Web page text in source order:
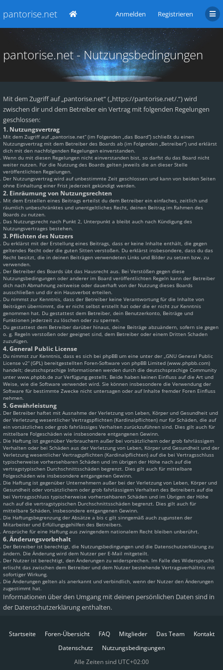
pantorise.net Anmelden Registrieren
pantorise.net - Nutzungsbedingungen
Mit dem Zugriff auf „pantorise.net“ („https://pantorise.net/.“) wird
zwischen dir und dem Betreiber ein Vertrag mit folgenden Regelungen
geschlossen:
1. Nutzungsvertrag
Mit dem Zugriff auf „pantorise.net“ (im Folgenden „das Board“) schließt du einen
Nutzungsvertrag mit dem Betreiber des Boards ab (im Folgenden „Betreiber“) und erklärst
dich mit den nachfolgenden Regelungen einverstanden.
Wenn du mit diesen Regelungen nicht einverstanden bist, so darfst du das Board nicht
weiter nutzen. Für die Nutzung des Boards gelten jeweils die an dieser Stelle
veröffentlichten Regelungen.
Der Nutzungsvertrag wird auf unbestimmte Zeit geschlossen und kann von beiden Seiten
ohne Einhaltung einer Frist jederzeit gekündigt werden.
2. Einräumung von Nutzungsrechten
Mit dem Erstellen eines Beitrags erteilst du dem Betreiber ein einfaches, zeitlich und
räumlich unbeschränktes und unentgeltliches Recht, deinen Beitrag im Rahmen des
Boards zu nutzen.
Das Nutzungsrecht nach Punkt 2, Unterpunkt a bleibt auch nach Kündigung des
Nutzungsvertrages bestehen.
3. Pflichten des Nutzers
Du erklärst mit der Erstellung eines Beitrags, dass er keine Inhalte enthält, die gegen
geltendes Recht oder die guten Sitten verstoßen. Du erklärst insbesondere, dass du das
Recht besitzt, die in deinen Beiträgen verwendeten Links und Bilder zu setzen bzw. zu
verwenden.
Der Betreiber des Boards übt das Hausrecht aus. Bei Verstößen gegen diese
Nutzungsbedingungen oder anderer im Board veröffentlichten Regeln kann der Betreiber
dich nach Abmahnung zeitweise oder dauerhaft von der Nutzung dieses Boards
ausschließen und dir ein Hausverbot erteilen.
Du nimmst zur Kenntnis, dass der Betreiber keine Verantwortung für die Inhalte von
Beiträgen übernimmt, die er nicht selbst erstellt hat oder die er nicht zur Kenntnis
genommen hat. Du gestattest dem Betreiber, dein Benutzerkonto, Beiträge und
Funktionen jederzeit zu löschen oder zu sperren.
Du gestattest dem Betreiber darüber hinaus, deine Beiträge abzuändern, sofern sie gegen
o. g. Regeln verstoßen oder geeignet sind, dem Betreiber oder einem Dritten Schaden
zuzufügen.
4. General Public License
Du nimmst zur Kenntnis, dass es sich bei phpBB um eine unter der „GNU General Public
License v2“ (GPL) bereitgestellten Foren-Software von phpBB Limited (www.phpbb.com)
handelt; deutschsprachige Informationen werden durch die deutschsprachige Community
unter www.phpbb.de zur Verfügung gestellt. Beide haben keinen Einfluss auf die Art und
Weise, wie die Software verwendet wird. Sie können insbesondere die Verwendung der
Software für bestimmte Zwecke nicht untersagen oder auf Inhalte fremder Foren Einfluss
nehmen.
5. Gewährleistung
Der Betreiber haftet mit Ausnahme der Verletzung von Leben, Körper und Gesundheit und
der Verletzung wesentlicher Vertragspflichten (Kardinalpflichten) nur für Schäden, die auf
ein vorsätzliches oder grob fahrlässiges Verhalten zurückzuführen sind. Dies gilt auch für
mittelbare Folgeschäden wie insbesondere entgangenen Gewinn.
Die Haftung ist gegenüber Verbrauchern außer bei vorsätzlichem oder grob fahrlässigem
Verhalten oder bei Schäden aus der Verletzung von Leben, Körper und Gesundheit und der
Verletzung wesentlicher Vertragspflichten (Kardinalpflichten) auf die bei Vertragsschluss
typischerweise vorhersehbaren Schäden und im übrigen der Höhe nach auf die
vertragstypischen Durchschnittsschäden begrenzt. Dies gilt auch für mittelbare
Folgeschäden wie insbesondere entgangenen Gewinn.
Die Haftung ist gegenüber Unternehmern außer bei der Verletzung von Leben, Körper und
Gesundheit oder vorsätzlichem oder grob fahrlässigem Verhalten des Betreibers auf die
bei Vertragsschluss typischerweise vorhersehbaren Schäden und im Übrigen der Höhe
nach auf die vertragstypischen Durchschnittsschäden begrenzt. Dies gilt auch für
mittelbare Schäden, insbesondere entgangenen Gewinn.
Die Haftungsbegrenzung der Absätze a bis c gilt sinngemäß auch zugunsten der
Mitarbeiter und Erfüllungsgehilfen des Betreibers.
Ansprüche für eine Haftung aus zwingendem nationalem Recht bleiben unberührt.
6. Änderungsvorbehalt
Der Betreiber ist berechtigt, die Nutzungsbedingungen und die Datenschutzerklärung zu
ändern. Die Änderung wird dem Nutzer per E-Mail mitgeteilt.
Der Nutzer ist berechtigt, den Änderungen zu widersprechen. Im Falle des Widerspruchs
erlischt das zwischen dem Betreiber und dem Nutzer bestehende Vertragsverhältnis mit
sofortiger Wirkung.
Die Änderungen gelten als anerkannt und verbindlich, wenn der Nutzer den Änderungen
zugestimmt hat.
Informationen über den Umgang mit deinen persönlichen Daten sind in
der Datenschutzerklärung enthalten.
Startseite Foren-Übersicht FAQ Mitglieder Das Team
Kontakt
Datenschutz
Nutzungsbedingungen
Alle Zeiten sind UTC+02:00